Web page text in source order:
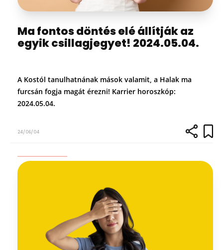
Ma fontos döntés elé állítják az
egyik csillagjegyet! 2024.05.04.
A Kostól tanulhatnának mások valamit, a Halak ma
furcsán fogja magát érezni! Karrier horoszkóp:
2024.05.04.
24/06/04